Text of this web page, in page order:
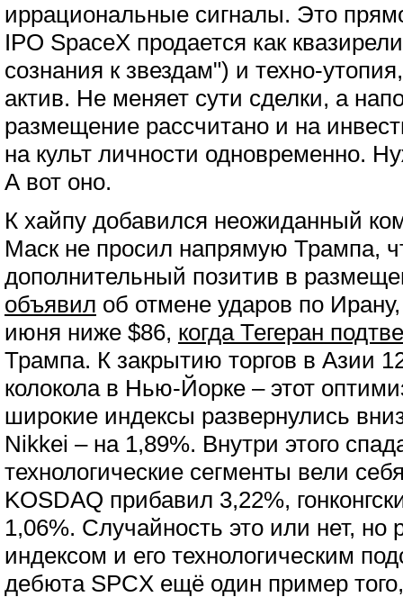
иррациональные сигналы. Это
IPO SpaceX продается как
сознания к звездам") и техно-
актив. Не меняет сути сделки, а
размещение рассчитано и на
на культ личности одновременно.
А вот оно.
К хайпу добавился неожиданный
Маск не просил напрямую Трампа,
дополнительный позитив в
объявил об отмене ударов по
июня ниже $86, когда Тегеран
Трампа. К закрытию торгов в Азии
колокола в Нью-Йорке – этот
широкие индексы развернулись
Nikkei – на 1,89%. Внутри этого
технологические сегменты вели
KOSDAQ прибавил 3,22%,
1,06%. Случайность это или нет,
индексом и его технологическим
дебюта SPCX ещё один пример